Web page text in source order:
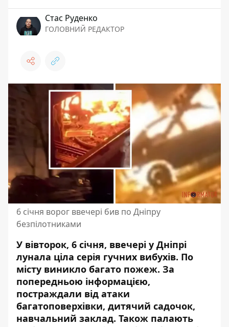
Стас Руденко
ГОЛОВНИЙ РЕДАКТОР
6 січня ворог ввечері бив по Дніпру
безпілотниками
У вівторок, 6 січня, ввечері у Дніпрі
лунала ціла серія гучних вибухів. По
місту виникло багато пожеж. За
попередньою інформацією,
постраждали від атаки
багатоповерхівки, дитячий садочок,
навчальний заклад. Також палають